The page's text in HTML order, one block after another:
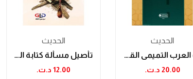
الحدیث
تأصيل مسألة كتابة الحديث وتدوينه من عهد...
12.00 د.ت.‏
الحدیث
أبو العرب التميمي القيرواني وجهوده في خدمة...
20.00 د.ت.‏